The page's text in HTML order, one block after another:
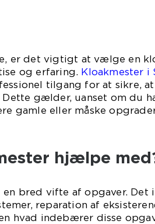
er det vigtigt at vælge en
og erfaring. Kloakmester i
tilgang for at sikre,
gælder, uanset om du
gamle eller måske
hjælpe
bred vifte af opgaver. Det
reparation af
hvad indebærer disse